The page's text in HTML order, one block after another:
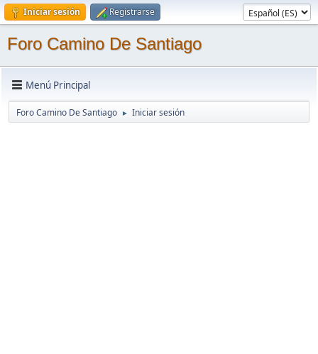
Iniciar sesión Registrarse
Foro Camino De Santiago
Menú Principal
Foro Camino De Santiago ► Iniciar sesión